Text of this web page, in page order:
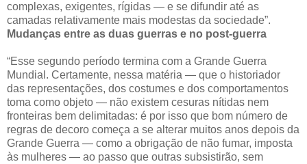
complexas, exigentes, rígidas — e se difundir até as
camadas relativamente mais modestas da sociedade”.
Mudanças entre as duas guerras e no post-guerra
“Esse segundo período termina com a Grande Guerra
Mundial. Certamente, nessa matéria — que o historiador
das representações, dos costumes e dos comportamentos
toma como objeto — não existem cesuras nítidas nem
fronteiras bem delimitadas: é por isso que bom número de
regras de decoro começa a se alterar muitos anos depois da
Grande Guerra — como a obrigação de não fumar, imposta
às mulheres — ao passo que outras subsistirão, sem